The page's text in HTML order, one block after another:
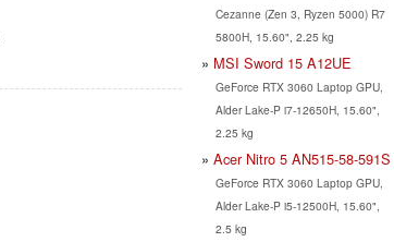
Cezanne (Zen 3, Ryzen 5000) R7
5800H, 15.60", 2.25 kg
MSI Sword 15 A12UE
GeForce RTX 3060 Laptop GPU,
Alder Lake-P i7-12650H, 15.60",
2.25 kg
Acer Nitro 5 AN515-58-591S
GeForce RTX 3060 Laptop GPU,
Alder Lake-P i5-12500H, 15.60",
2.5 kg